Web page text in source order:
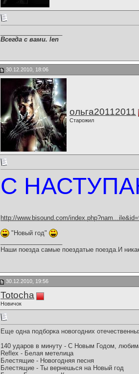
Всегда с вами. len
30.12.2010, 18:06
ольга20112011
Старожил
С
http://www.bisound.com/
"Новый год"
Наши поезда самые поездатые поезда.И
30.12.2010, 19:56
Totocha
Новичок
Еще одна подборка новогодних
140 ударов в минуту - С Новым Годом,
Reflex - Белая метелица
Блестящие - Новогодняя песня
Блестящие - Ты вернешься на Новый год